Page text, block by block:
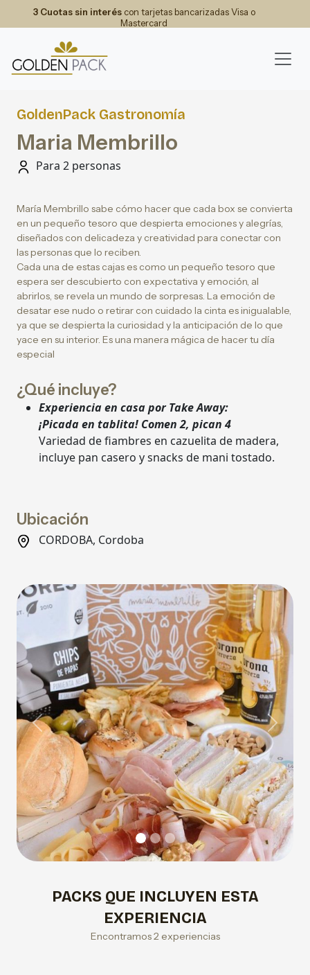
3 Cuotas sin interéscon tarjetas bancarizadas Visa o
Mastercard
GoldenPack Gastronomía
Maria Membrillo
Para 2 personas
María Membrillo sabe cómo hacer que cada box se convierta
en un pequeño tesoro que despierta emociones y alegrías,
diseñados con delicadeza y creatividad para conectar con
las personas que lo reciben.
Cada una de estas cajas es como un pequeño tesoro que
espera ser descubierto con expectativa y emoción, al
abrirlos, se revela un mundo de sorpresas. La emoción de
desatar ese nudo o retirar con cuidado la cinta es inigualable,
ya que se despierta la curiosidad y la anticipación de lo que
yace en su interior. Es una manera mágica de hacer tu día
especial
¿Qué incluye?
Experiencia en casa por Take Away:
¡Picada en tablita! Comen 2, pican 4
Variedad de fiambres en cazuelita de madera,
incluye pan casero y snacks de mani tostado.
Ubicación
CORDOBA, Cordoba
Previous Next
PACKS QUE INCLUYEN ESTA
EXPERIENCIA
Encontramos 2 experiencias